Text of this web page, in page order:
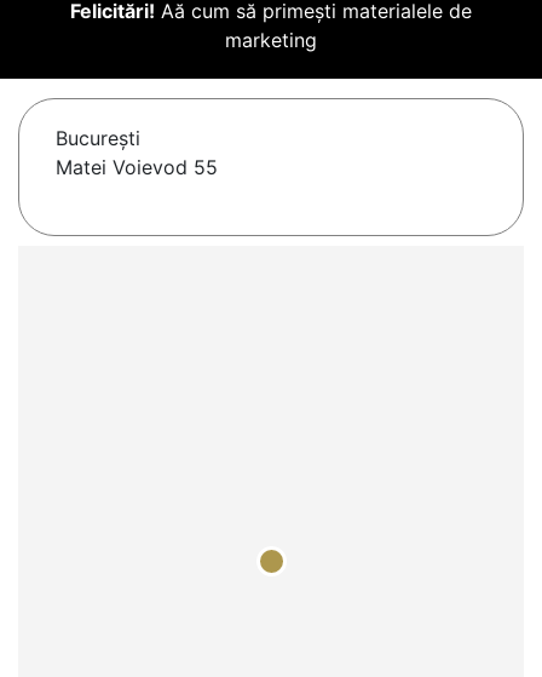
Felicitări! Aă cum să primești materialele de
marketing
Bucureşti
Matei Voievod 55